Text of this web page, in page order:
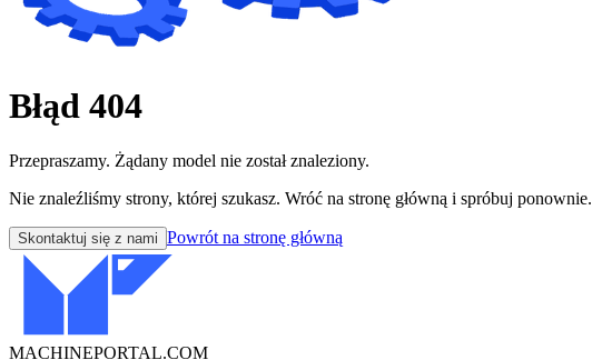
Błąd 404
Przepraszamy. Żądany model nie został znaleziony.
Nie znaleźliśmy strony, której szukasz. Wróć na stronę główną i spróbuj
Skontaktuj się z nami Powrót na stronę główną
MACHINEPORTAL.COM